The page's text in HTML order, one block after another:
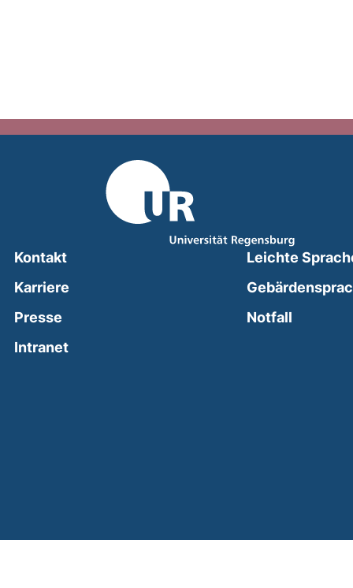
Kontakt
Karriere
Presse
Intranet(external link, opens in a new window)
Leichte
Notfall